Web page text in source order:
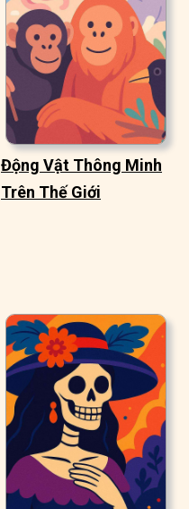
Động Vật Thông Minh
Trên Thế Giới